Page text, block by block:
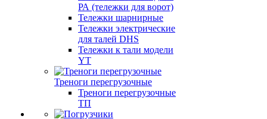
РА (тележки для ворот)
Тележки шарнирные
Тележки электрические
для талей DHS
Тележки к тали модели
YT
Треноги перегрузочные
Треноги перегрузочные
ТП